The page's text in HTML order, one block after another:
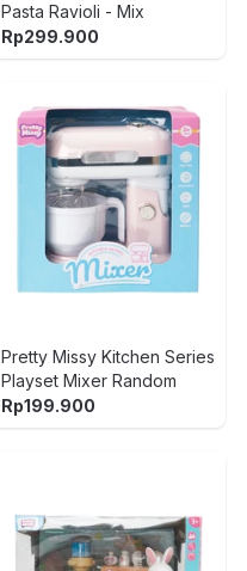
Pasta Ravioli - Mix
Rp299.900
Pretty Missy Kitchen Series
Playset Mixer Random
Rp199.900